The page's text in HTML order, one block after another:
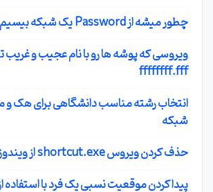
چطور میشه از Password یک شبکه بیسیم عبور کرد ؟
ویروسی که پوشه ها رو با نام عجیب و غریب
ffffffff.fff
انتخاب رشته مناسب دانشگاهی برای هک و
شبکه
حذف کردن ویروس shortcut.exe از ویندوز
پیدا کردن موقعیت نسبی یک فرد با استفاده